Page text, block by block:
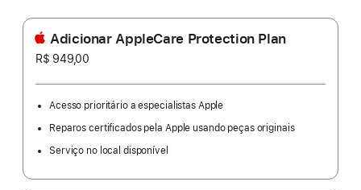
Adicionar AppleCare Protection Plan
R$ 949,00
Acesso prioritário a especialistas Apple
Reparos certificados pela Apple usando peças originais
Serviço no local disponível